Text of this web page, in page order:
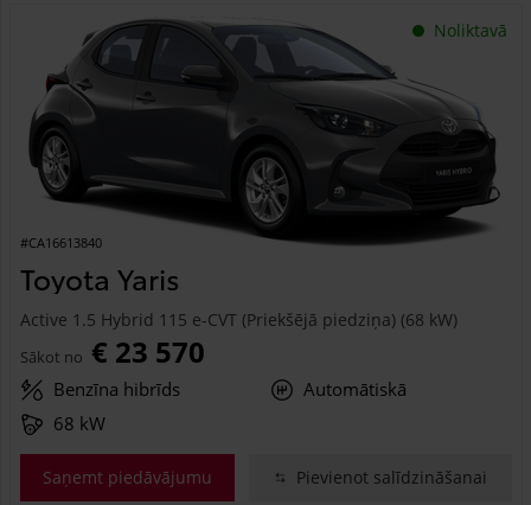
Noliktavā
#CA16613840
Toyota Yaris
Active 1.5 Hybrid 115 e-CVT (Priekšējā piedziņa) (68 kW)
Sākot no € 23 570
Benzīna hibrīds
Automātiskā
68 kW
Saņemt piedāvājumu Pievienot salīdzināšanai